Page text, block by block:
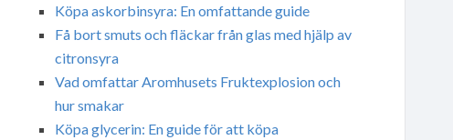
Köpa askorbinsyra: En omfattande guide
Få bort smuts och fläckar från glas med hjälp av
citronsyra
Vad omfattar Aromhusets Fruktexplosion och
hur smakar
Köpa glycerin: En guide för att köpa